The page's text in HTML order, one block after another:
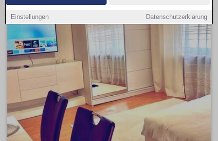
Einstellungen Datenschutzerklärung